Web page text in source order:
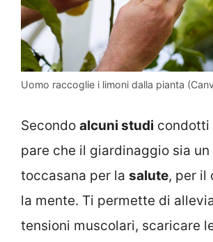
Uomo raccoglie i limoni dalla pianta
Secondo alcuni studi condotti
pare che il giardinaggio sia un
toccasana per la salute, per il
la mente. Ti permette di
tensioni muscolari, scaricare